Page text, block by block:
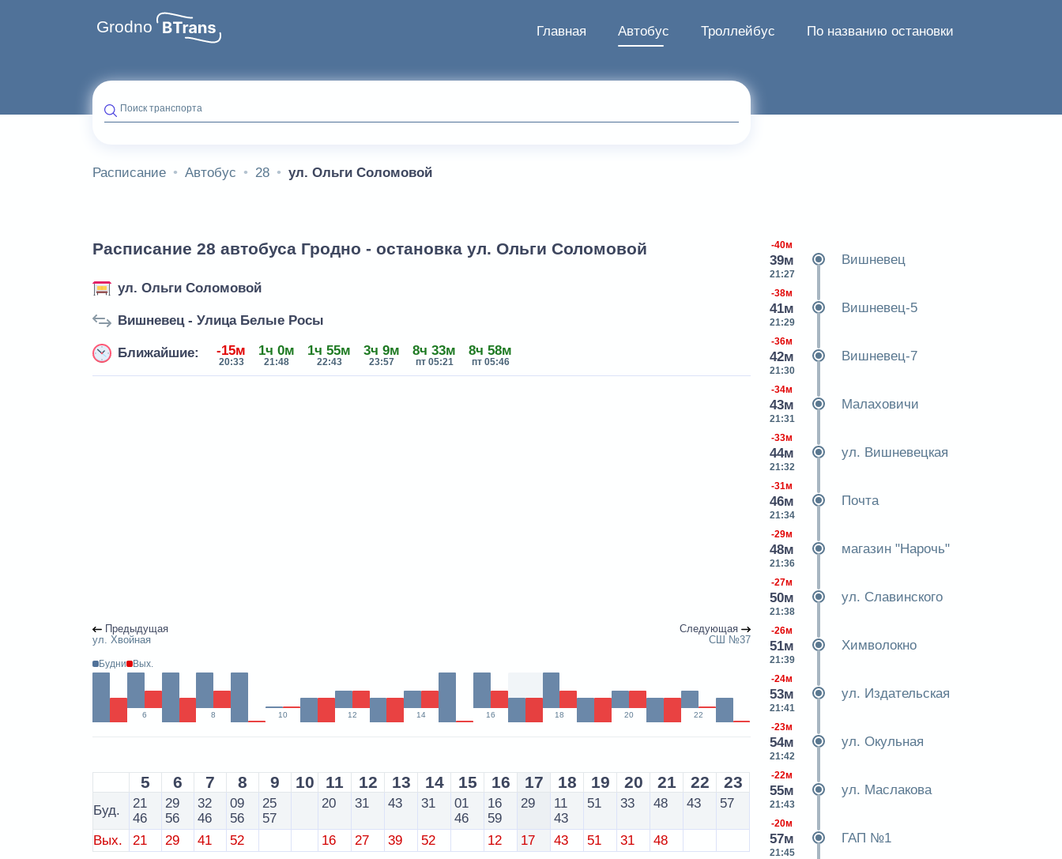
Grodno Главная Автобус Троллейбус По названию остановки
Поиск транспорта
Расписание Автобус 28 ул. Ольги Соломовой
Расписание 28 автобуса Гродно - остановка ул. Ольги Соломовой
ул. Ольги Соломовой
Вишневец - Улица Белые Росы
Ближайшие: -15м
20:33
1ч 0м
21:48
1ч 55м
22:43
3ч 9м
23:57
8ч 33м
пт 05:21
8ч 58м
пт 05:46
Предыдущая
ул. Хвойная
Следующая
СШ №37
Будни Вых.
6 8 10 12 14 16 18 20 22
5 6 7 8 9 10 11 12 13 14 15 16 17 18 19 20 21 22 23
Буд.
21
46
29
56
32
46
09
56
25
57
20 31 43 31
01
46
16
59
29
11
43
51 33 48 43 57
Вых. 21 29 41 52 16 27 39 52 12 17 43 51 31 48
-40м
39м
21:27
Вишневец
-38м
41м
21:29
Вишневец-5
-36м
42м
21:30
Вишневец-7
-34м
43м
21:31
Малаховичи
-33м
44м
21:32
ул. Вишневецкая
-31м
46м
21:34
Почта
-29м
48м
21:36
магазин "Нарочь"
-27м
50м
21:38
ул. Славинского
-26м
51м
21:39
Химволокно
-24м
53м
21:41
ул. Издательская
-23м
54м
21:42
ул. Окульная
-22м
55м
21:43
ул. Маслакова
-20м
57м
21:45
ГАП №1